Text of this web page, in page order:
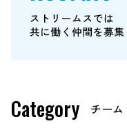
Category